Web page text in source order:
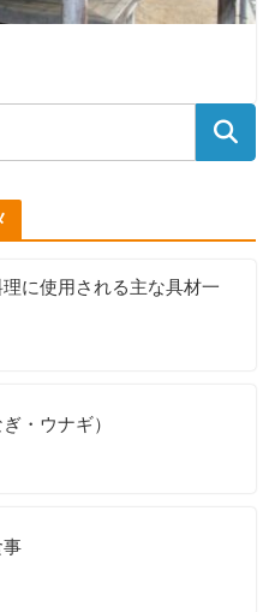
理に使用される主な具材一
・ウナギ）
事